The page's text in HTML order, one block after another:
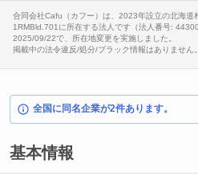
合同会社Cafu（カフー）は、2023年設立の北海道
1RMBld.701に所在する法人です（法人番号:
2025/09/22で、所在地変更を実施しました。
掲載中の法令違反/処分/ブラック情報はありません。
全国に同名企業が2件あります。
基本情報